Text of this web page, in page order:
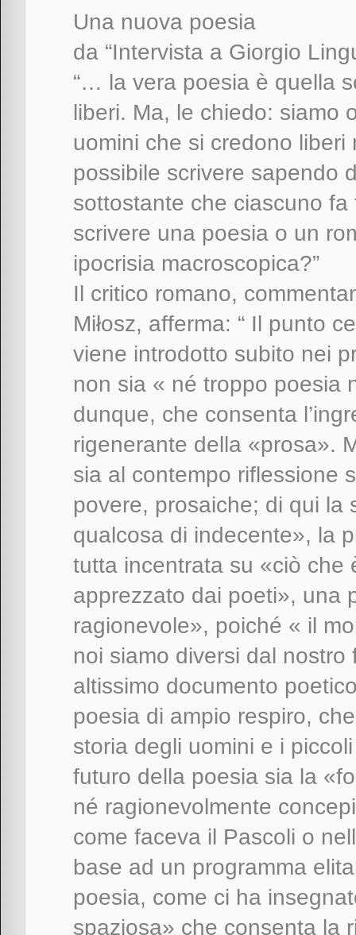
Una nuova poesia
da “Intervista a Giorgio
“… la vera poesia è quella
liberi. Ma, le chiedo: siamo
uomini che si credono
possibile scrivere sapendo
sottostante che ciascuno
scrivere una poesia o un
ipocrisia macroscopica?”
Il critico romano,
Miłosz, afferma: “ Il punto
viene introdotto subito nei
non sia « né troppo poesia
dunque, che consenta
rigenerante della «prosa».
sia al contempo riflessione
povere, prosaiche; di qui la
qualcosa di indecente», la
tutta incentrata su «ciò che
apprezzato dai poeti», una
ragionevole», poiché « il
noi siamo diversi dal
altissimo documento
poesia di ampio respiro,
storia degli uomini e i
futuro della poesia sia la
né ragionevolmente
come faceva il Pascoli o
base ad un programma
poesia, come ci ha
spaziosa» che consenta la